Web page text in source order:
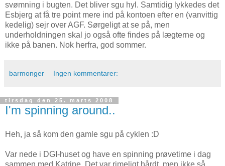
svømning i bugten. Det bliver sgu hyl. Samtidig lykkedes det
Esbjerg at få tre point mere ind på kontoen efter en (vanvittig
kedelig) sejr over AGF. Sørgeligt at se på, men
underholdningen skal jo også ofte findes på lægterne og
ikke på banen. Nok herfra, god sommer.
barmonger Ingen kommentarer:
tirsdag den 25. marts 2008
I'm spinning around..
Heh, ja så kom den gamle sgu på cyklen :D
Var nede i DGI-huset og have en spinning prøvetime i dag
sammen med Katrine. Det var rimeligt hårdt, men ikke så